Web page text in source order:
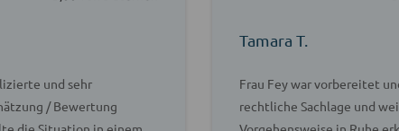
und sehr
/ Bewertung
Tamara T.
Frau Fey war vorbereitet
rechtliche Sachlage und